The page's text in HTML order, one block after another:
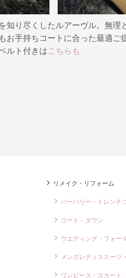
知り尽くしたルアーヴル。無
お手持ちコートに合った最適
ルト付きはこちらも
リメイク・リフォーム
バーバリー・トレンチ
コート・ダウン
ウエディング・フォー
メンズレディススーツ
ワンピース・スカート